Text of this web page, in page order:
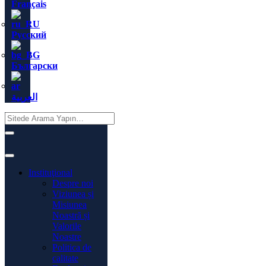
Français
Русский
Български
العربية
Instituţional
Despre noi
Viziunea și
Misiunea
Noastră și
Valorile
Noastre
Politica de
calitate